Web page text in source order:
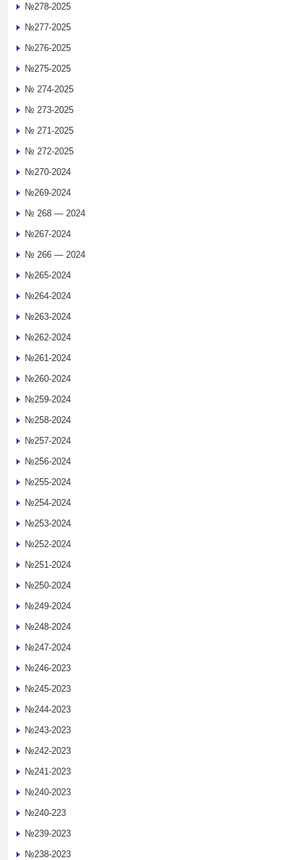
№278-2025
№277-2025
№276-2025
№275-2025
№ 274-2025
№ 273-2025
№ 271-2025
№ 272-2025
№270-2024
№269-2024
№ 268 — 2024
№267-2024
№ 266 — 2024
№265-2024
№264-2024
№263-2024
№262-2024
№261-2024
№260-2024
№259-2024
№258-2024
№257-2024
№256-2024
№255-2024
№254-2024
№253-2024
№252-2024
№251-2024
№250-2024
№249-2024
№248-2024
№247-2024
№246-2023
№245-2023
№244-2023
№243-2023
№242-2023
№241-2023
№240-2023
№240-223
№239-2023
№238-2023